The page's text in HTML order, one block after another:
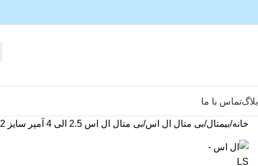
بلاگتماس با ما
خانه بیمتال بی متال ال اس بی متال ال اس 2.5 الی 4 آمپر سایز MT-32